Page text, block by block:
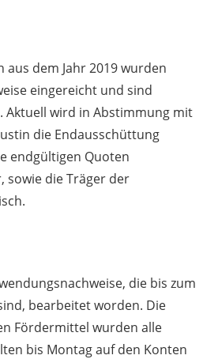
aus dem Jahr 2019 wurden
eingereicht und sind
Aktuell wird in Abstimmung mit
die Endausschüttung
endgültigen Quoten
die Träger der
die bis zum
bearbeitet worden. Die
Fördermittel wurden alle
bis Montag auf den Konten